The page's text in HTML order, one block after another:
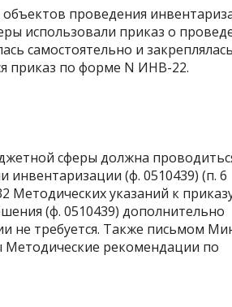
проведения
использовали приказ о
самостоятельно и
приказ по форме N ИНВ-22.
сферы должна
(ф. 0510439) (п. 6
Методических указаний к
(ф. 0510439) дополнительно
не требуется. Также письмом
Методические рекомендации по